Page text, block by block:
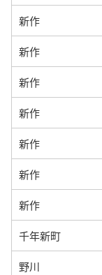
新作
新作
新作
新作
新作
新作
新作
千年新町
野川